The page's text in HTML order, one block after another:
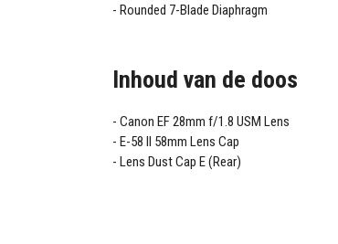
Rounded 7-Blade Diaphragm
Inhoud van de doos
Canon EF 28mm f/1.8 USM Lens
E-58 II 58mm Lens Cap
Lens Dust Cap E (Rear)